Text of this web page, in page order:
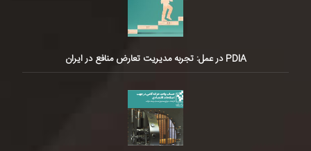
PDIA در عمل: تجربه مدیریت تعارض منافع در ایران